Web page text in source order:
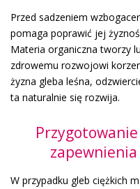
Przed sadzeniem
pomaga poprawić jej
Materia organiczna tworzy
zdrowemu rozwojowi
żyzna gleba leśna,
ta naturalnie się rozwija.
W przypadku gleb ciężkich